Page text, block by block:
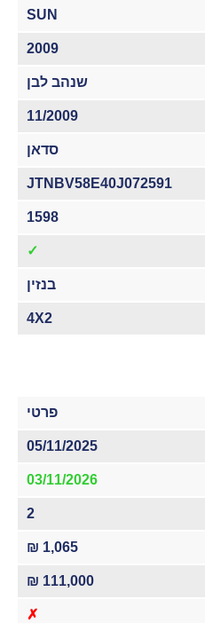
SUN
2009
שנהב לבן
11/2009
סדאן
JTNBV58E40J072591
1598
✓
בנזין
4X2
פרטי
05/11/2025
03/11/2026
2
1,065 ₪
111,000 ₪
✗